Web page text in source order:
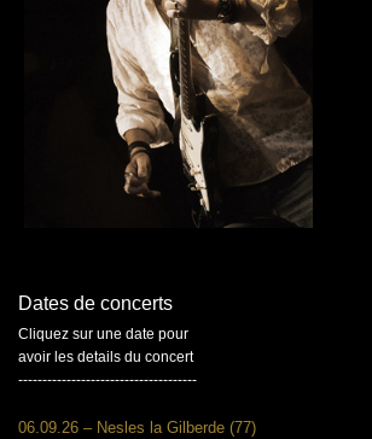
Dates de concerts
Cliquez sur une date pour
avoir les details du concert
-------------------------------------
06.09.26 – Nesles la Gilberde (77)